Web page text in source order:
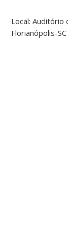
Local: Auditório
Florianópolis-SC